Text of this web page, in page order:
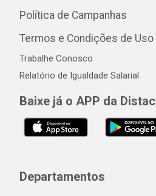
Política de Campanhas
Termos e Condições de Uso
Trabalhe Conosco
Relatório de Igualdade Salarial
Baixe já o APP da Distac
Departamentos